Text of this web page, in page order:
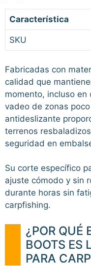
Característica
SKU
Fabricadas con
calidad que
momento, incluso
vadeo de zonas
antideslizante
terrenos
seguridad en
Su corte específico
ajuste cómodo y sin
durante horas sin
carpfishing.
¿POR QUÉ
BOOTS ES
PARA